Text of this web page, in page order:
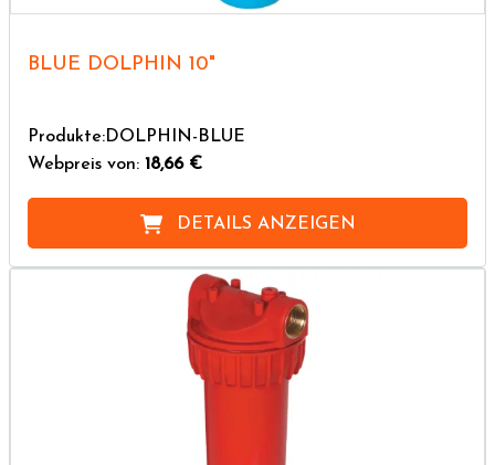
BLUE DOLPHIN 10"
Produkte:DOLPHIN-BLUE
Webpreis von: 18,66 €
DETAILS ANZEIGEN